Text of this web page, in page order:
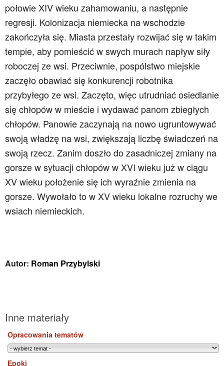
połowie XIV wieku zahamowaniu, a następnie
regresji. Kolonizacja niemiecka na wschodzie
zakończyła się. Miasta przestały rozwijać się w takim
tempie, aby pomieścić w swych murach napływ siły
roboczej ze wsi. Przeciwnie, pospólstwo miejskie
zaczęło obawiać się konkurencji robotnika
przybyłego ze wsi. Zaczęto, więc utrudniać osiedlanie
się chłopów w mieście i wydawać panom zbiegłych
chłopów. Panowie zaczynają na nowo ugruntowywać
swoją władzę na wsi, zwiększają liczbę świadczeń na
swoją rzecz. Zanim doszło do zasadniczej zmiany na
gorsze w sytuacji chłopów w XVI wieku już w ciągu
XV wieku położenie się ich wyraźnie zmienia na
gorsze. Wywołało to w XV wieku lokalne rozruchy we
wsiach niemieckich.
Autor: Roman Przybylski
Inne materiały
Opracowania tematów
Epoki